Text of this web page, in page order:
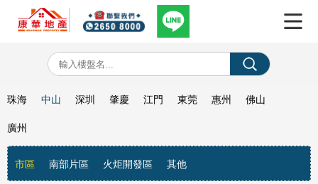
珠海 中山
市區 南部片區 火炬開發區 其他
深圳 肇慶 江門 東莞 惠州 佛山
廣州